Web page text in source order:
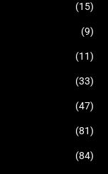
(15)
(9)
(11)
(33)
(47)
(81)
(84)